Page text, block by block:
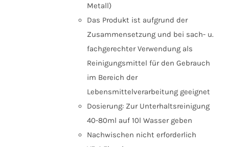
Metall)
Das Produkt ist aufgrund der
Zusammensetzung und bei sach- u.
fachgerechter Verwendung als
Reinigungsmittel für den Gebrauch
im Bereich der
Lebensmittelverarbeitung geeignet
Dosierung: Zur Unterhaltsreinigung
40-80ml auf 10l Wasser geben
Nachwischen nicht erforderlich